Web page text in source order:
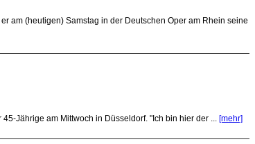
am (heutigen) Samstag in der Deutschen Oper am Rhein seine
Jährige am Mittwoch in Düsseldorf. "Ich bin hier der ... [mehr]